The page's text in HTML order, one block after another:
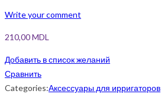
Write your comment
210,00MDL
Добавить в список желаний
Сравнить
Categories:Аксессуары для ирригаторов